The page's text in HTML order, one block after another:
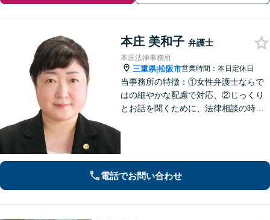
本庄 美和子 弁護士
本庄法律事務所
三重県|松阪市営業時間：本日定休日
当事務所の特徴：①女性弁護士ならで
はの細やかな配慮で対応、②じっくり
とお話を聞くために、法律相談の時間
電話でお問い合わせ